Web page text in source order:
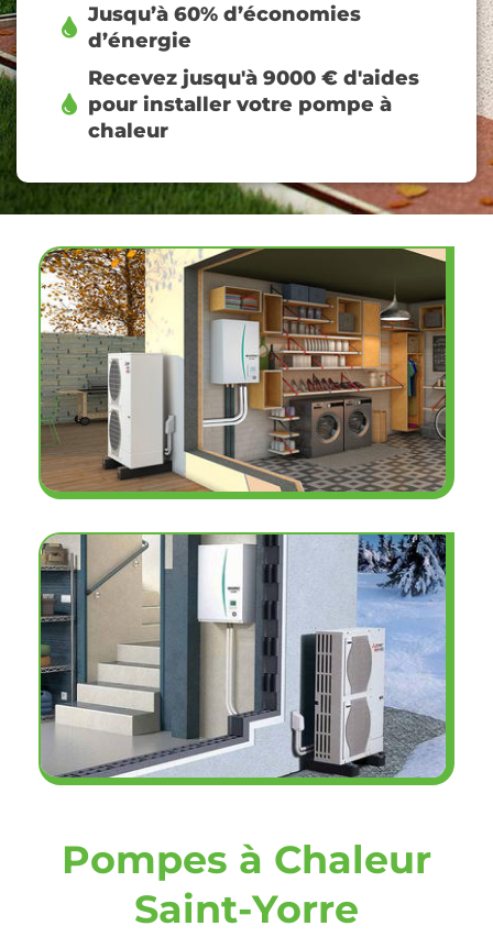
Jusqu’à 60% d’économies
d’énergie
Recevez jusqu'à 9000 € d'aides
pour installer votre pompe à
chaleur
Pompes à Chaleur
Saint-Yorre